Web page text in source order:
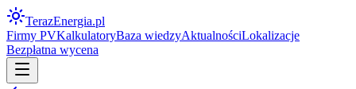
TerazEnergia.pl
Firmy PVKalkulatoryBaza wiedzyAktualnościLokalizacje
Bezpłatna wycena